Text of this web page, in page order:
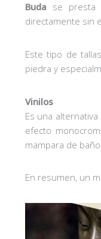
Buda se presta
directamente sin
Este tipo de
piedra y
Vinilos
Es una
efecto
mampara de baño.
En resumen, un